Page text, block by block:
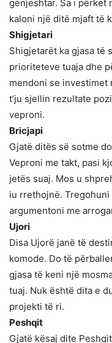
gënjeshtar. Sa i përket
kaloni një ditë mjaft të
Shigjetari
Shigjetarët ka gjasa të
prioriteteve tuaja dhe
mendoni se investimet
t’ju sjellin rezultate
veproni.
Bricjapi
Gjatë ditës së sotme
Veproni me takt, pasi
jetës suaj. Mos u
iu rrethojnë.
argumentoni me
Ujori
Disa Ujorë janë të
komode. Do të
gjasa të keni një
tuaj. Nuk është dita e
projekti të ri.
Peshqit
Gjatë kësaj dite